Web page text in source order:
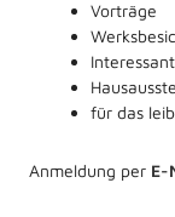
Vorträge
für das
Anmeldung per E-